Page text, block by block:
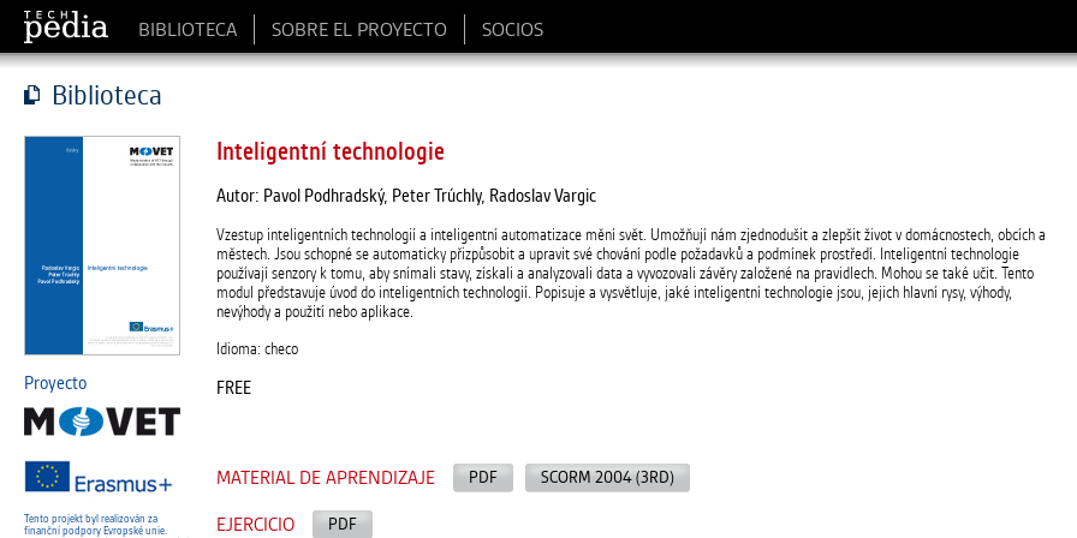
BIBLIOTECA SOBRE EL PROYECTO SOCIOS
Biblioteca
Proyecto
Tento projekt byl realizován za
finanční podpory Evropské unie.
Inteligentní technologie
Autor: Pavol Podhradský, Peter Trúchly, Radoslav Vargic
Vzestup inteligentních technologií a inteligentní automatizace mění svět. Umožňují nám zjednodušit a zlepšit život v domácnostech, obcích a
městech. Jsou schopné se automaticky přizpůsobit a upravit své chování podle požadavků a podmínek prostředí. Inteligentní technologie
používají senzory k tomu, aby snímali stavy, získali a analyzovali data a vyvozovali závěry založené na pravidlech. Mohou se také učit. Tento
modul představuje úvod do inteligentních technologií. Popisuje a vysvětluje, jaké inteligentní technologie jsou, jejich hlavní rysy, výhody,
nevýhody a použití nebo aplikace.
Idioma: checo
FREE
MATERIAL DE APRENDIZAJE PDF SCORM 2004 (3RD)
EJERCICIO PDF